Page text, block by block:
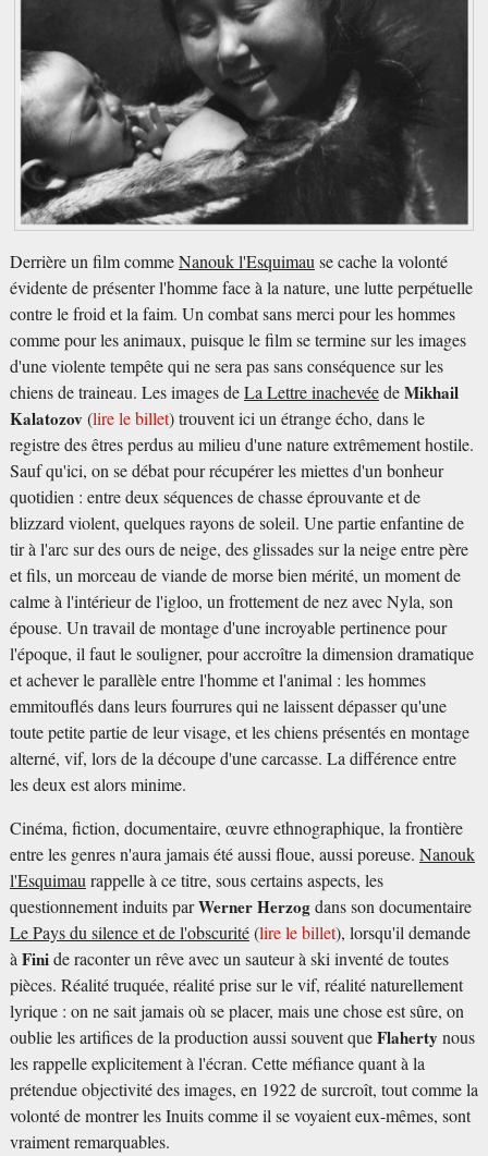
Derrière un film commeNanouk l'Esquimause cache la volonté
évidente de présenter l'homme face à la nature, une lutte perpétuelle
contre le froid et la faim. Un combat sans merci pour les hommes
comme pour les animaux, puisque le film se termine sur les images
d'une violente tempête qui ne sera pas sans conséquence sur les
chiens de traineau. Les images deLa Lettre inachevéedeMikhail
Kalatozov(lire le billet) trouvent ici un étrange écho, dans le
registre des êtres perdus au milieu d'une nature extrêmement hostile.
Sauf qu'ici, on se débat pour récupérer les miettes d'un bonheur
quotidien : entre deux séquences de chasse éprouvante et de
blizzard violent, quelques rayons de soleil. Une partie enfantine de
tir à l'arc sur des ours de neige, des glissades sur la neige entre père
et fils, un morceau de viande de morse bien mérité, un moment de
calme à l'intérieur de l'igloo, un frottement de nez avec Nyla, son
épouse. Un travail de montage d'une incroyable pertinence pour
l'époque, il faut le souligner, pour accroître la dimension dramatique
et achever le parallèle entre l'homme et l'animal : les hommes
emmitouflés dans leurs fourrures qui ne laissent dépasser qu'une
toute petite partie de leur visage, et les chiens présentés en montage
alterné, vif, lors de la découpe d'une carcasse. La différence entre
les deux est alors minime.
Cinéma, fiction, documentaire, œuvre ethnographique, la frontière
entre les genres n'aura jamais été aussi floue, aussi poreuse. Nanouk
l'Esquimaurappelle à ce titre, sous certains aspects, les
questionnement induits parWerner Herzogdans son documentaire
Le Pays du silence et de l'obscurité(lire le billet), lorsqu'il demande
àFinide raconter un rêve avec un sauteur à ski inventé de toutes
pièces. Réalité truquée, réalité prise sur le vif, réalité naturellement
lyrique : on ne sait jamais où se placer, mais une chose est sûre, on
oublie les artifices de la production aussi souvent queFlaherty nous
les rappelle explicitement à l'écran. Cette méfiance quant à la
prétendue objectivité des images, en 1922 de surcroît, tout comme la
volonté de montrer les Inuits comme il se voyaient eux-mêmes, sont
vraiment remarquables.